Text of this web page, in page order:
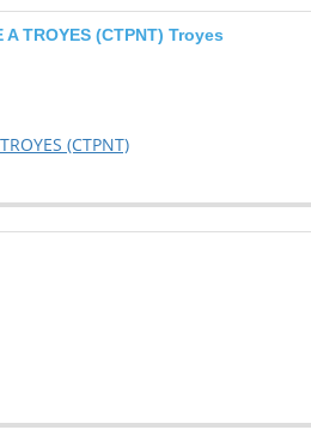
TROYES (CTPNT) Troyes
(CTPNT)